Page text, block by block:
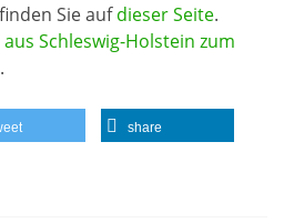
Sie aufdieser Seite.
Schleswig-Holstein zum
.
share